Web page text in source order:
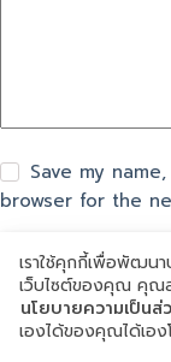
Save my
browser for the
Post Comment
เราใช้คุกกี้เพื่อพัฒน
เว็บไซต์ของคุณ คุณส
นโยบายความเป็นส่
เองได้ของคุณได้เอ